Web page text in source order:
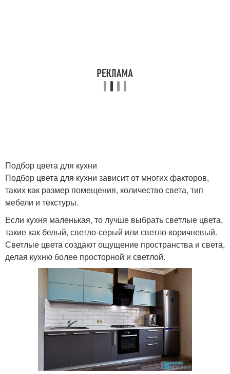
Подбор цвета для кухни
Подбор цвета для кухни зависит от многих факторов,
таких как размер помещения, количество света, тип
мебели и текстуры.
Если кухня маленькая, то лучше выбрать светлые цвета,
такие как белый, светло-серый или светло-коричневый.
Светлые цвета создают ощущение пространства и света,
делая кухню более просторной и светлой.